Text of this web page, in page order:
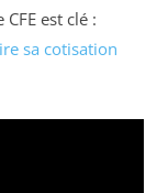
est clé :
sa cotisation